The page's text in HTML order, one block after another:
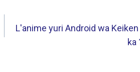
L'anime yuri Android wa
ka